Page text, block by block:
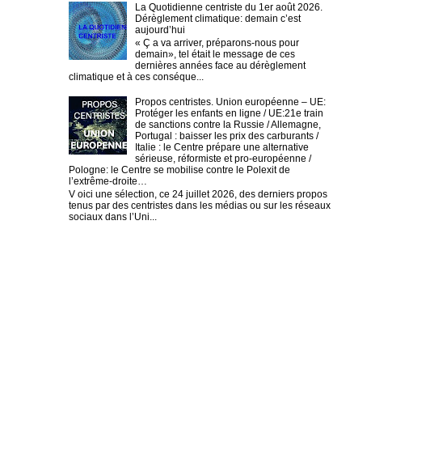
La Quotidienne centriste du 1er août 2026.
Dérèglement climatique: demain c’est
aujourd’hui
« Ç a va arriver, préparons-nous pour
demain», tel était le message de ces
dernières années face au dérèglement
climatique et à ces conséque...
Propos centristes. Union européenne – UE:
Protéger les enfants en ligne / UE:21e train
de sanctions contre la Russie / Allemagne,
Portugal : baisser les prix des carburants /
Italie : le Centre prépare une alternative
sérieuse, réformiste et pro-européenne /
Pologne: le Centre se mobilise contre le Polexit de
l’extrême-droite…
V oici une sélection, ce 24 juillet 2026, des derniers propos
tenus par des centristes dans les médias ou sur les réseaux
sociaux dans l’Uni...